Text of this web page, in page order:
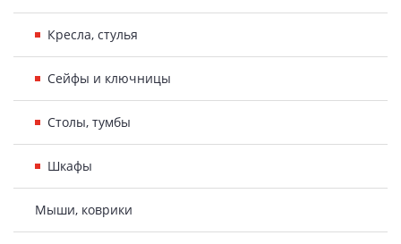
Кресла, стулья
Сейфы и ключницы
Столы, тумбы
Шкафы
Мыши, коврики